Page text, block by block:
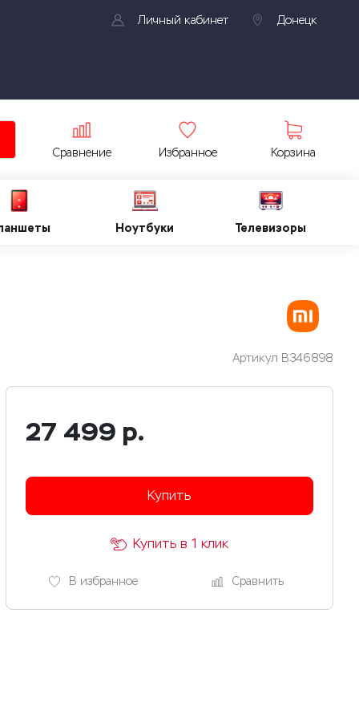
Личный кабинет Донецк
Сравнение Избранное Корзина
Ноутбуки Телевизоры
Артикул B346898
27 499 р.
Купить
В избранное Сравнить
Купить в 1 клик